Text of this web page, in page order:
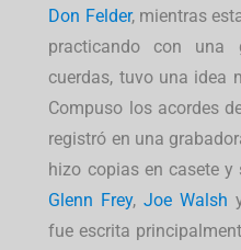
Don Felder, mientras
practicando con una
cuerdas, tuvo una idea
Compuso los acordes
registró en una
hizo copias en casete y
Glenn Frey,Joe Walsh
fue escrita